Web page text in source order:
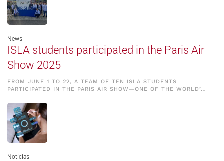
News
ISLA students participated in the Paris Air
Show 2025
FROM JUNE 1 TO 22, A TEAM OF TEN ISLA STUDENTS
PARTICIPATED IN THE PARIS AIR SHOW—ONE OF THE WORLD’…
Notícias